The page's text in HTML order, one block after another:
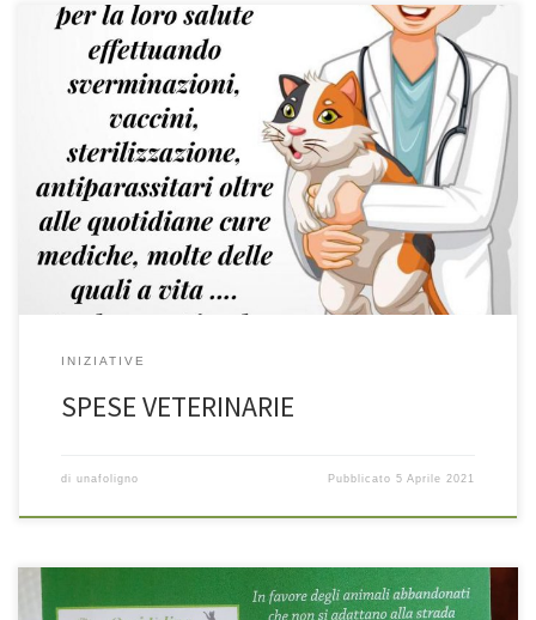
INIZIATIVE
SPESE VETERINARIE
di unafoligno Pubblicato5 Aprile 2021